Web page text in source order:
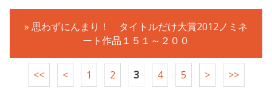
» 思わずにんまり！ タイトルだけ大賞2012ノミネ
ート作品１５１～２００
<< < 1 2 3 4 5 > >>